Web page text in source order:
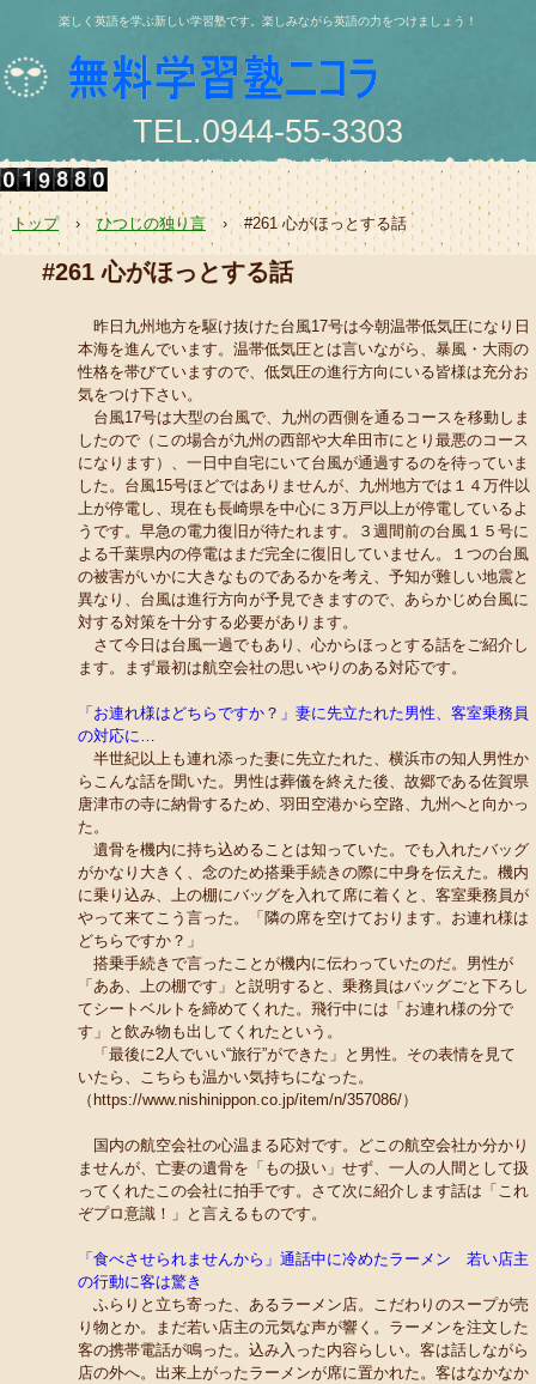
楽しく英語を学ぶ新しい学習塾です。楽しみながら英語の力をつけましょう！
TEL.0944-55-3303
〒836-0844 大牟田市浄真町114番地 浄真ビル202号
e-mail:nishio@jukunicolas.net
トップ › ひつじの独り言 › #261 心がほっとする話
#261 心がほっとする話
昨日九州地方を駆け抜けた台風17号は今朝温帯低気圧になり日
本海を進んでいます。温帯低気圧とは言いながら、暴風・大雨の
性格を帯びていますので、低気圧の進行方向にいる皆様は充分お
気をつけ下さい。
台風17号は大型の台風で、九州の西側を通るコースを移動しま
したので（この場合が九州の西部や大牟田市にとり最悪のコース
になります）、一日中自宅にいて台風が通過するのを待っていま
した。台風15号ほどではありませんが、九州地方では１４万件以
上が停電し、現在も長崎県を中心に３万戸以上が停電しているよ
うです。早急の電力復旧が待たれます。３週間前の台風１５号に
よる千葉県内の停電はまだ完全に復旧していません。１つの台風
の被害がいかに大きなものであるかを考え、予知が難しい地震と
異なり、台風は進行方向が予見できますので、あらかじめ台風に
対する対策を十分する必要があります。
さて今日は台風一過でもあり、心からほっとする話をご紹介し
ます。まず最初は航空会社の思いやりのある対応です。
「お連れ様はどちらですか？」妻に先立たれた男性、客室乗務員
の対応に…
半世紀以上も連れ添った妻に先立たれた、横浜市の知人男性か
らこんな話を聞いた。男性は葬儀を終えた後、故郷である佐賀県
唐津市の寺に納骨するため、羽田空港から空路、九州へと向かっ
た。
遺骨を機内に持ち込めることは知っていた。でも入れたバッグ
がかなり大きく、念のため搭乗手続きの際に中身を伝えた。機内
に乗り込み、上の棚にバッグを入れて席に着くと、客室乗務員が
やって来てこう言った。「隣の席を空けております。お連れ様は
どちらですか？」
搭乗手続きで言ったことが機内に伝わっていたのだ。男性が
「ああ、上の棚です」と説明すると、乗務員はバッグごと下ろし
てシートベルトを締めてくれた。飛行中には「お連れ様の分で
す」と飲み物も出してくれたという。
「最後に2人でいい“旅行”ができた」と男性。その表情を見て
いたら、こちらも温かい気持ちになった。
（https://www.nishinippon.co.jp/item/n/357086/）
国内の航空会社の心温まる応対です。どこの航空会社か分かり
ませんが、亡妻の遺骨を「もの扱い」せず、一人の人間として扱
ってくれたこの会社に拍手です。さて次に紹介します話は「これ
ぞプロ意識！」と言えるものです。
「食べさせられませんから」通話中に冷めたラーメン 若い店主
の行動に客は驚き
ふらりと立ち寄った、あるラーメン店。こだわりのスープが売
り物とか。まだ若い店主の元気な声が響く。ラーメンを注文した
客の携帯電話が鳴った。込み入った内容らしい。客は話しながら
店の外へ。出来上がったラーメンが席に置かれた。客はなかなか